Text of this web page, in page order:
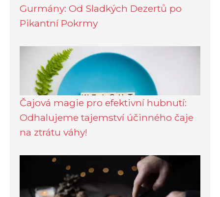
Gurmány: Od Sladkých Dezertů po
Pikantní Pokrmy
Čajová magie pro efektivní hubnutí:
Odhalujeme tajemství účinného čaje
na ztrátu váhy!